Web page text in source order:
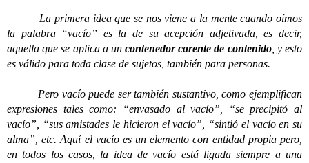
La primera idea que se nos viene a la mente cuando oímos
la palabra “vacío” es la de su acepción adjetivada, es decir,
aquella que se aplica a uncontenedor carente de contenido, y esto
es válido para toda clase de sujetos, también para personas.
Pero vacío puede ser también sustantivo, como ejemplifican
expresiones tales como: “envasado al vacío”, “se precipitó al
vacío”, “sus amistades le hicieron el vacío”, “sintió el vacío en su
alma”, etc. Aquí el vacío es un elemento con entidad propia pero,
en todos los casos, la idea de vacío está ligada siempre a una